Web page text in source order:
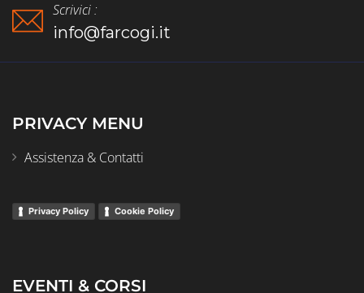
Scrivici :
info@farcogi.it
PRIVACY MENU
Assistenza & Contatti
Privacy Policy Cookie Policy
EVENTI & CORSI